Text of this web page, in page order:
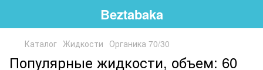
Beztabaka
Каталог Жидкости Органика 70/30
Популярные жидкости, объем: 60